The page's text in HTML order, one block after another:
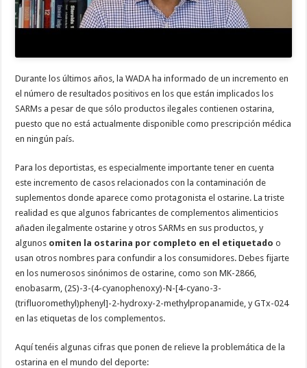
Durante los últimos años, la WADA ha informado de un incremento en
el número de resultados positivos en los que están implicados los
SARMs a pesar de que sólo productos ilegales contienen ostarina,
puesto que no está actualmente disponible como prescripción médica
en ningún país.
Para los deportistas, es especialmente importante tener en cuenta
este incremento de casos relacionados con la contaminación de
suplementos donde aparece como protagonista el ostarine. La triste
realidad es que algunos fabricantes de complementos alimenticios
añaden ilegalmente ostarine y otros SARMs en sus productos, y
algunos omiten la ostarina por completo en el etiquetado o
usan otros nombres para confundir a los consumidores. Debes fijarte
en los numerosos sinónimos de ostarine, como son MK-2866,
enobasarm, (2S)-3-(4-cyanophenoxy)-N-[4-cyano-3-
(trifluoromethyl)phenyl]-2-hydroxy-2-methylpropanamide, y GTx-024
en las etiquetas de los complementos.
Aquí tenéis algunas cifras que ponen de relieve la problemática de la
ostarina en el mundo del deporte: